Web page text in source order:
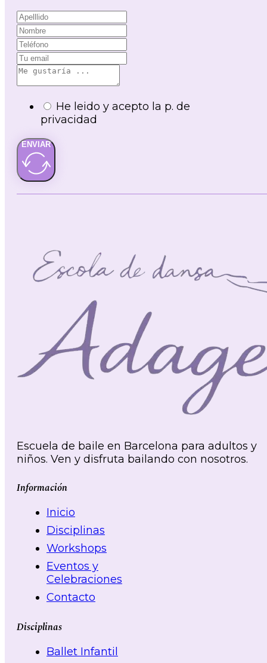
He leido y acepto la p. de
privacidad
ENVIAR
Escuela de baile en Barcelona para adultos y
niños. Ven y disfruta bailando con nosotros.
Información
Inicio
Disciplinas
Workshops
Eventos y
Celebraciones
Contacto
Disciplinas
Ballet Infantil